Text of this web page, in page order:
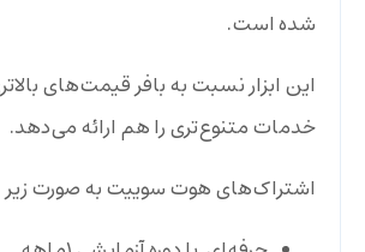
شده است.
این ابزار نسبت به بافر قیمت‌های
خدمات متنوع‌تری را هم ارائه می‌دهد.
اشتراک‌های هوت سوییت به صورت زیر